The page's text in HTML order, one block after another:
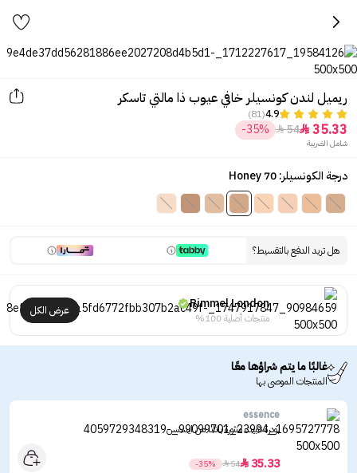
ريميل لندن كونسيلر خافي عيوب ذا مالتي تاسكر
4.9
(81)
35.33

54

-35%
شامل الضريبة
درجة الكونسيلر: 70 Honey
هل تريد الدفع بالتقسيط؟
Rimmel London
منتجات أصلية 100%
عرض الكل
غالبًا ما يتم شراؤها معًا
المنتجات الموصى بها
essence
بودرة تثبيت منثورة بانانا من ايسنس
35.33

54

-35%